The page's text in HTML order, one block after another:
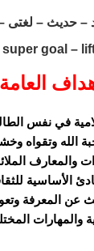
حديث – لغتى –
في نفس
الله وتقواه
والمعارف
الأساسية
عن المعرفة
والمهارات